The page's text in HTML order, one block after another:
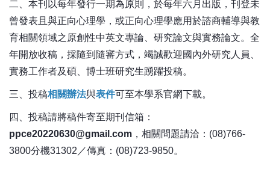
二、本刊以每年發行一期為原則，於每年六月出版，刊登未
曾發表且與正向心理學，或正向心理學應用於諮商輔導與教
育相關領域之原創性中英文專論、研究論文與實務論文。全
年開放收稿，採隨到隨審方式，竭誠歡迎國內外研究人員、
實務工作者及碩、博士班研究生踴躍投稿。
三、投稿相關辦法與表件可至本學系官網下載。
四、投稿請將稿件寄至期刊信箱：
ppce20220630@gmail.com ，相關問題請洽：(08)766-
3800分機31302／傳真：(08)723-9850。